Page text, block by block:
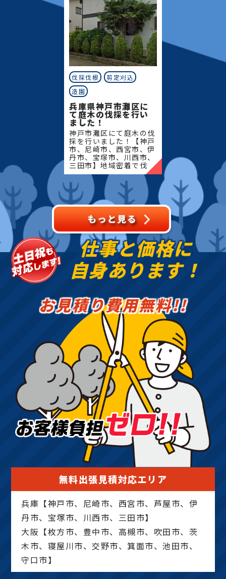
伐採伐根
剪定刈込
造園
兵庫県神戸市灘区に
て庭木の伐採を行い
ました！
神戸市灘区にて庭木の伐
採を行いました！【神戸
市、尼崎市、西宮市、伊
丹市、宝塚市、川西市、
三田市】地域密着で伐
採・抜根・剪定・草刈り
などのお庭のこと、造
園・植木屋をお探しなら
当社にご相談ください！
当社で
仕事と価格に
自身あります！
お見積り費用無料!!
無料出張見積対応エリア
兵庫【神戸市、尼崎市、西宮市、芦屋市、伊
丹市、宝塚市、川西市、三田市】
大阪【枚方市、豊中市、高槻市、吹田市、茨
木市、寝屋川市、交野市、箕面市、池田市、
守口市】